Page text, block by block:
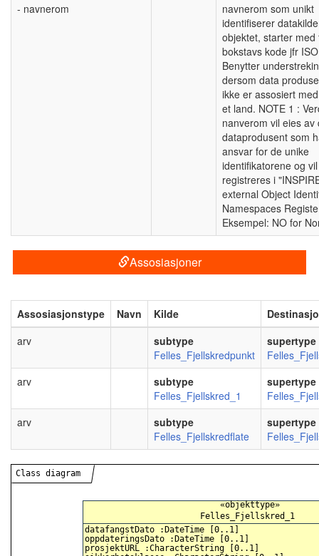
- navnerom
navnerom som unikt
identifiserer
objektet, starter med
bokstavs kode jfr
Benytter
dersom data
ikke er assosiert
et land. NOTE 1 :
nanverom vil eies av
dataprodusent som
ansvar for de unike
identifikatorene og vil
registreres i
external Object
Namespaces
Eksempel: NO for
Assosiasjoner
Assosiasjonstype Navn Kilde
arv
subtype
Felles_Fjellskredpunkt
supertype
arv
subtype
Felles_Fjellskred_1
supertype
arv
subtype
Felles_Fjellskredflate
supertype